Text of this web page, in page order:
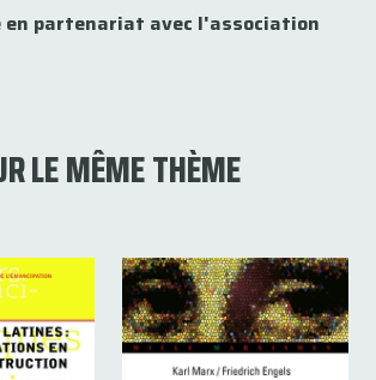
en partenariat avec l'association
LE MÊME THÈME